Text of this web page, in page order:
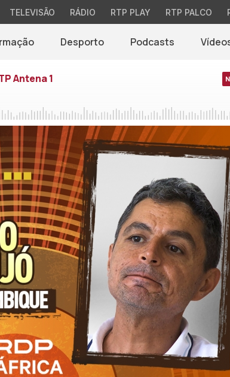
TELEVISÃO RÁDIO RTP PLAY RTP PALCO
Desporto Podcasts
Antena 1